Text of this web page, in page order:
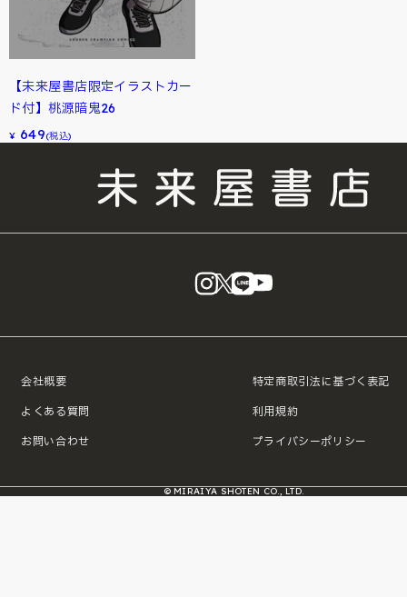
【未来屋書店限定イラストカー
ド付】桃源暗鬼26
¥ 649(税込)
instagram
X LINE
会社概要
よくある質問
お問い合わせ
特定商取引法に基づく表記
利用規約
プライバシーポリシー
© MIRAIYA SHOTEN CO., LTD.